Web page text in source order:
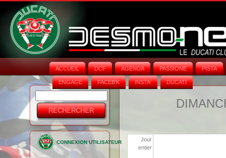
ACCUEIL DCF AGENDA PASSIONE PISTA
ENGAGE FACEB'K INSTA‘ DUCATI
Formulaire
de
recherche
CONNEXION UTILISATEUR
Jour
entier